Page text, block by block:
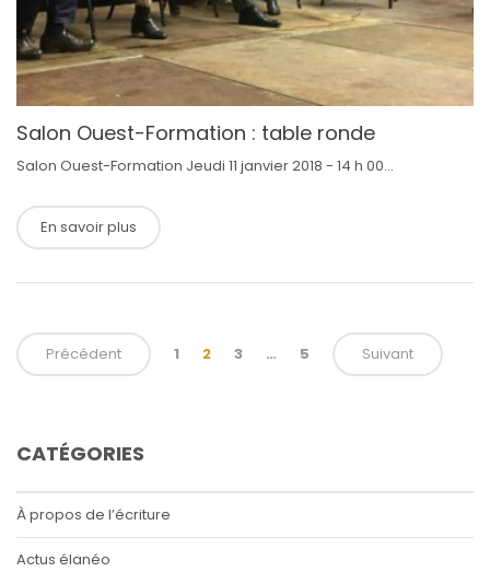
Salon Ouest-Formation : table ronde
Salon Ouest-Formation Jeudi 11 janvier 2018 - 14 h 00...
En savoir plus
Précédent 1 2 3 … 5 Suivant
CATÉGORIES
À propos de l’écriture
Actus élanéo